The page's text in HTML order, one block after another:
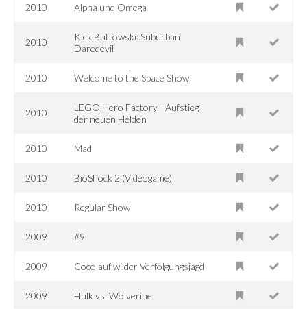
2010 Alpha und Omega
2010
Kick Buttowski: Suburban
Daredevil
2010 Welcome to the Space Show
2010
LEGO Hero Factory - Aufstieg
der neuen Helden
2010 Mad
2010 BioShock 2 (Videogame)
2010 Regular Show
2009 #9
2009 Coco auf wilder Verfolgungsjagd
2009 Hulk vs. Wolverine